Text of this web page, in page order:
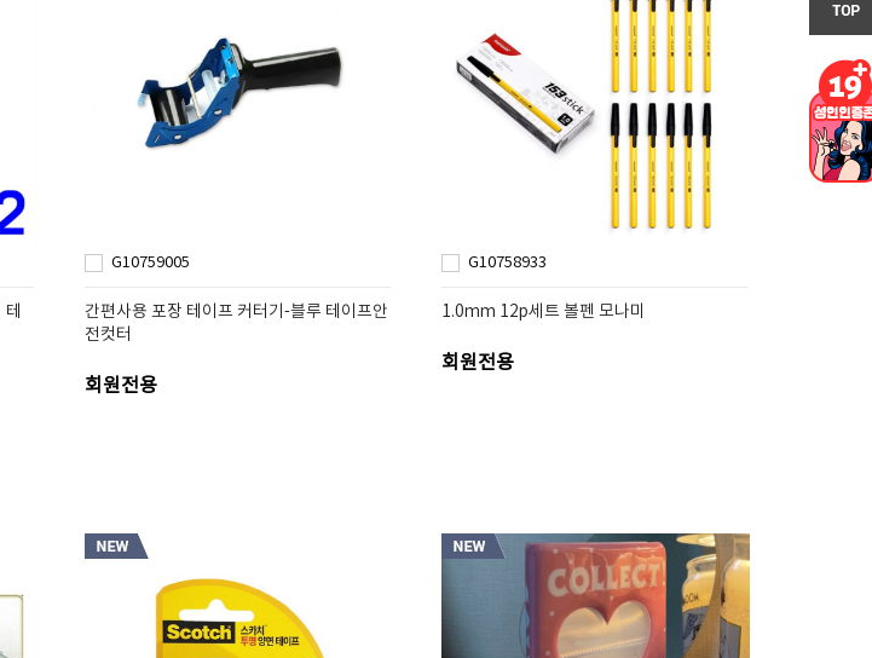
G10759005
간편사용 포장 테이프 커터기-블루 테이프안
전컷터
회원전용
G10758933
1.0mm 12p세트 볼펜 모나미
회원전용